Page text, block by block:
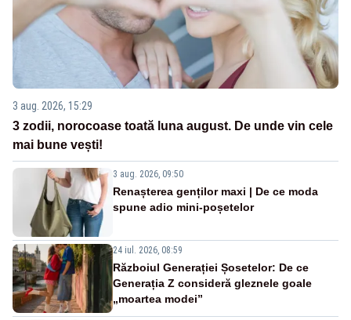
3 aug. 2026, 15:29
3 zodii, norocoase toată luna august. De unde vin cele
mai bune vești!
3 aug. 2026, 09:50
Renașterea genților maxi | De ce moda
spune adio mini-poșetelor
24 iul. 2026, 08:59
Războiul Generației Șosetelor: De ce
Generația Z consideră gleznele goale
„moartea modei”